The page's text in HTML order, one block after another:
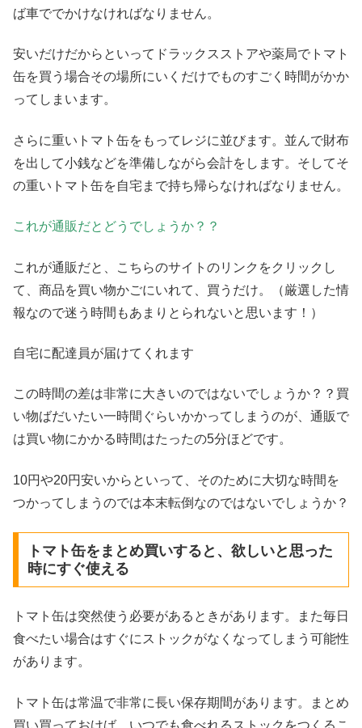
ば車ででかけなければなりません。
安いだけだからといってドラックスストアや薬局でトマト
缶を買う場合その場所にいくだけでものすごく時間がかか
ってしまいます。
さらに重いトマト缶をもってレジに並びます。並んで財布
を出して小銭などを準備しながら会計をします。そしてそ
の重いトマト缶を自宅まで持ち帰らなければなりません。
これが通販だとどうでしょうか？？
これが通販だと、こちらのサイトのリンクをクリックし
て、商品を買い物かごにいれて、買うだけ。（厳選した情
報なので迷う時間もあまりとられないと思います！）
自宅に配達員が届けてくれます
この時間の差は非常に大きいのではないでしょうか？？買
い物ばだいたい一時間ぐらいかかってしまうのが、通販で
は買い物にかかる時間はたったの5分ほどです。
10円や20円安いからといって、そのために大切な時間を
つかってしまうのでは本末転倒なのではないでしょうか？
トマト缶をまとめ買いすると、欲しいと思った
時にすぐ使える
トマト缶は突然使う必要があるときがあります。また毎日
食べたい場合はすぐにストックがなくなってしまう可能性
があります。
トマト缶は常温で非常に長い保存期間があります。まとめ
買い買っておけば、いつでも食べれるストックをつくるこ